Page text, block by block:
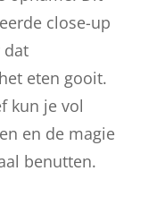
close-up
dat
eten gooit.
kun je vol
en de magie
benutten.